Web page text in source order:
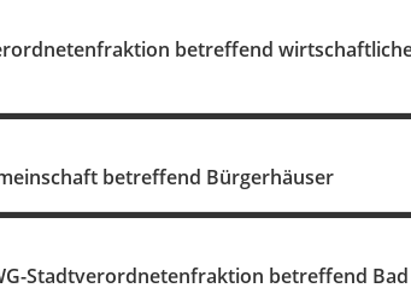
betreffend
betreffend Bürgerhäuser
Stadtverordnetenfraktion betreffend